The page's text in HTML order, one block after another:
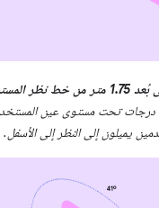
المستخدم
العمودي على مسافة 5 درجات تحت مستوى عين
يميلون إلى النظر إلى الأسفل.